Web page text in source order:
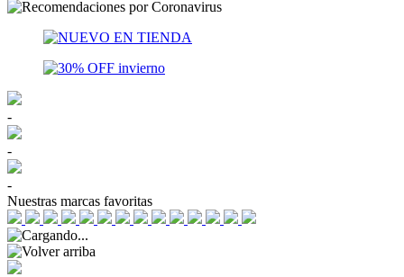
-
-
-
Nuestras marcas favoritas